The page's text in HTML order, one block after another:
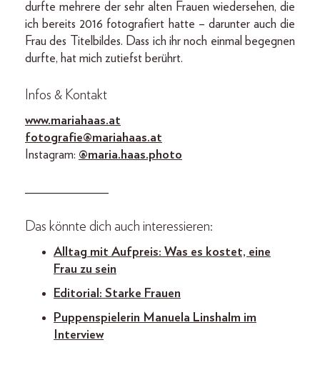
durfte mehrere der sehr alten Frauen wiedersehen, die
ich bereits 2016 fotografiert hatte – darunter auch die
Frau des Titelbildes. Dass ich ihr noch einmal begegnen
durfte, hat mich zutiefst berührt.
Infos & Kontakt
www.mariahaas.at
fotografie@mariahaas.at
Instagram: @maria.haas.photo
_____________
Das könnte dich auch interessieren:
Alltag mit Aufpreis: Was es kostet, eine
Frau zu sein
Editorial: Starke Frauen
Puppenspielerin Manuela Linshalm im
Interview